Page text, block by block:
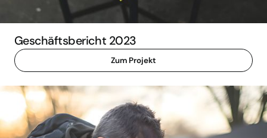
Geschäftsbericht 2023
Zum Projekt